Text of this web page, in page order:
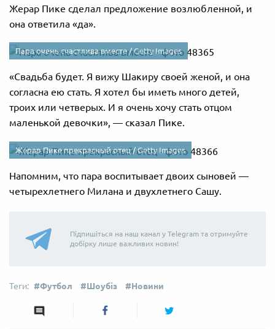
Жерар Пике сделал предложение возлюбленной, и
она ответила «да».
Пара очень счастлива вместе /Getty Images
«Свадьба будет. Я вижу Шакиру своей женой, и она
согласна ею стать. Я хотел бы иметь много детей,
троих или четверых. И я очень хочу стать отцом
маленькой девочки», — сказал Пике.
Жерар Пике прекрасный отец /Getty Images
Напомним, что пара воспитывает двоих сыновей —
четырехлетнего Милана и двухлетнего Сашу.
Підпишіться на наш канал у Telegram та отримуйте
добірку лише важливих новин!
Футбол Шоубіз Новини